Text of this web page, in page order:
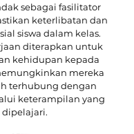
sebagai fasilitator
keterlibatan dan
siswa dalam kelas.
diterapkan untuk
kehidupan kepada
mereka
terhubung dengan
keterampilan yang
dipelajari.